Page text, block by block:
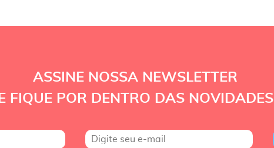
ASSINE NOSSA NEWSLETTER
E FIQUE POR DENTRO DAS NOVIDADES